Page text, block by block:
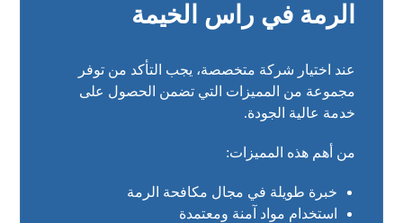
الرمة في راس الخيمة
عند اختيار شركة متخصصة، يجب التأكد من توفر
مجموعة من المميزات التي تضمن الحصول على
خدمة عالية الجودة.
من أهم هذه المميزات:
خبرة طويلة في مجال مكافحة الرمة
استخدام مواد آمنة ومعتمدة